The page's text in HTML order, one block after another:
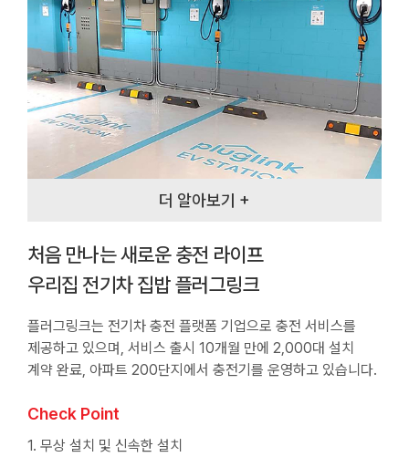
더 알아보기 +
처음 만나는 새로운 충전 라이프
우리집 전기차 집밥 플러그링크
플러그링크는 전기차 충전 플랫폼 기업으로 충전 서비스를
제공하고 있으며, 서비스 출시 10개월 만에 2,000대 설치
계약 완료, 아파트 200단지에서 충전기를 운영하고 있습니다.
Check Point
1. 무상 설치 및 신속한 설치